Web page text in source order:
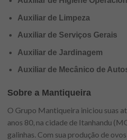
Auxiliar de Limpeza
Auxiliar de Serviços Gerais
Auxiliar de Jardinagem
Auxiliar de Mecânico de
Sobre a Mantiqueira
O Grupo Mantiqueira iniciou suas
anos 80, na cidade de Itanhandu
galinhas. Com sua produção de